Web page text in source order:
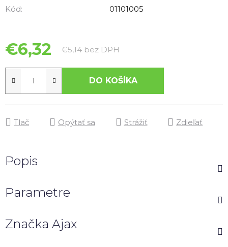
z
Kód:
01101005
€6,32 €5,14 bez DPH
DO KOŠÍKA
Tlač Opýtať sa Strážiť Zdieľať
Popis
Parametre
Značka Ajax